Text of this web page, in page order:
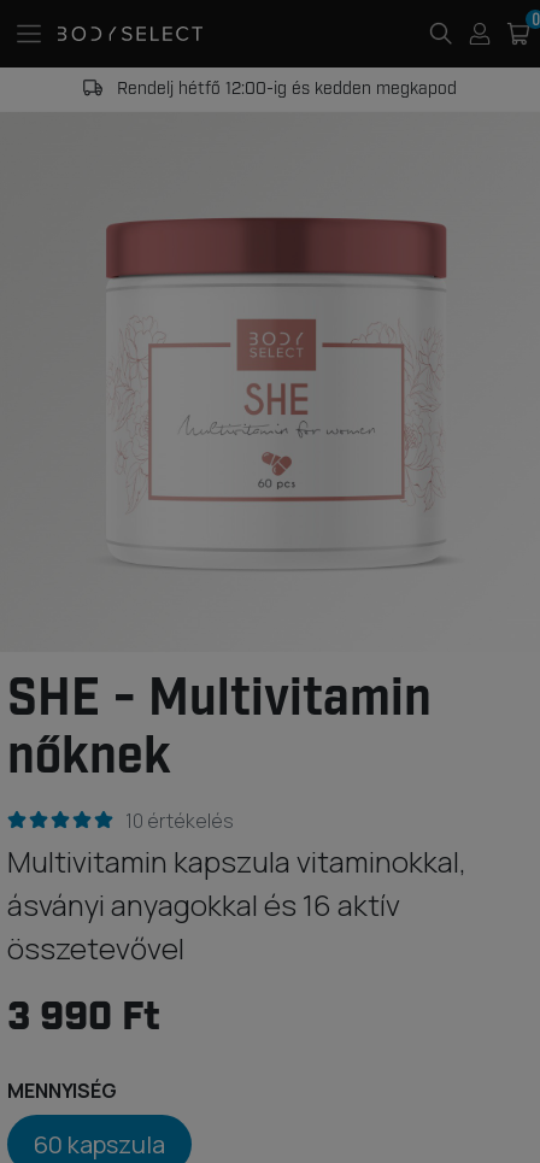
Rendelj hétfő 12:00-ig és kedden megkapod
SHE - Multivitamin
nőknek
10 értékelés
Multivitamin kapszula vitaminokkal,
ásványi anyagokkal és 16 aktív
összetevővel
3 990 Ft
MENNYISÉG
60 kapszula
0